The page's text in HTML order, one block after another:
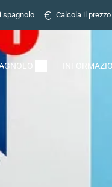
spagnolo Calcola il